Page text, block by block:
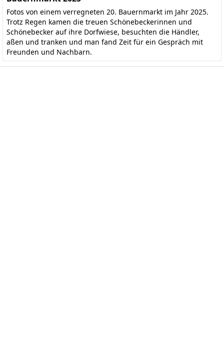
Fotos von einem verregneten 20. Bauernmarkt im Jahr 2025.
Trotz Regen kamen die treuen Schönebeckerinnen und
Schönebecker auf ihre Dorfwiese, besuchten die Händler,
aßen und tranken und man fand Zeit für ein Gespräch mit
Freunden und Nachbarn.